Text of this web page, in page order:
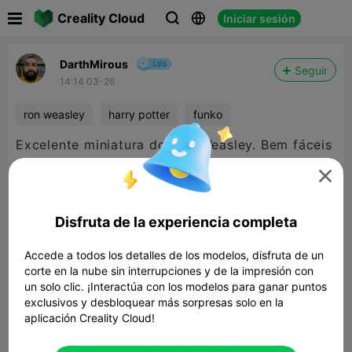
Creality Cloud   Iniciar sesión
DarthMirous
14:14 03-26
Seguir
ron weasley harry potter funko
Excelente miniatura do Ron Weasley. Bem fáceis
de pintar e ficam maravilhosas.

Disfruta de la experiencia completa
Accede a todos los detalles de los modelos, disfruta de un
corte en la nube sin interrupciones y de la impresión con
un solo clic. ¡Interactúa con los modelos para ganar puntos
exclusivos y desbloquear más sorpresas solo en la
aplicación Creality Cloud!